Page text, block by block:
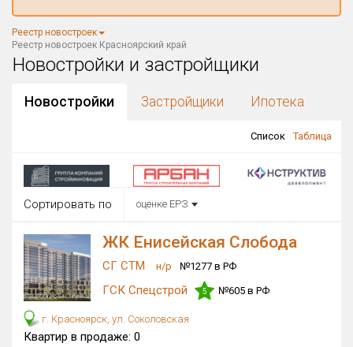
Регион ЖК
Красноярский край
Район в регионе
Все
Округ
Все
Все
Цена
от до
Общая площадь, м²
от
Реестр новостроек
Реестр новостроек Красноярский край
Новостройки и застройщики
Новостройки Застройщики Ипотека
Список Таблица
Сортировать по оценке ЕРЗ
ЖК Енисейская Слобода
СГ СТМ н/р №1277 в РФ
ГСК Спецстрой 5 №605 в РФ
г. Красноярск, ул. Соколовская
Квартир в продаже: 0